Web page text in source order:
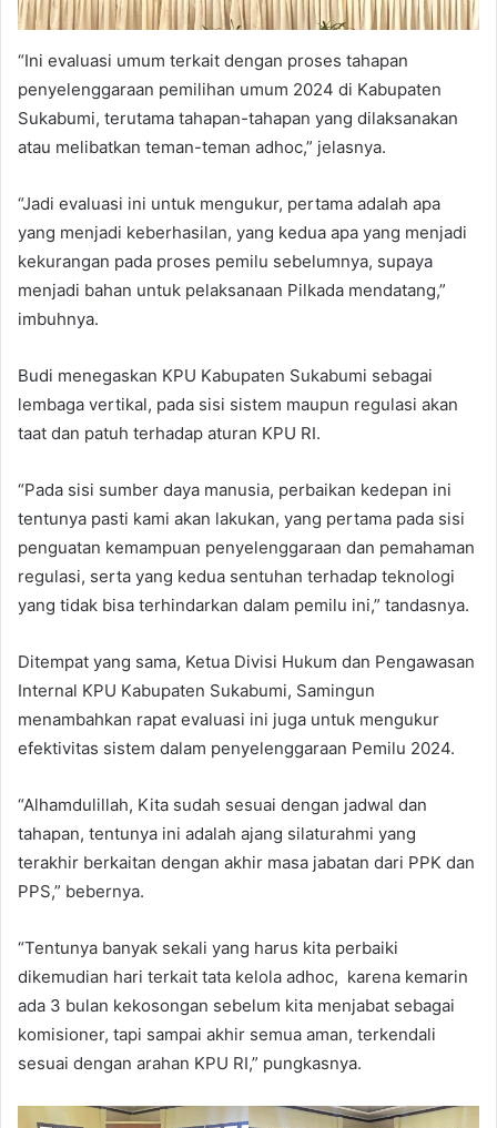
“Ini evaluasi umum terkait dengan proses tahapan
penyelenggaraan pemilihan umum 2024 di Kabupaten
Sukabumi, terutama tahapan-tahapan yang dilaksanakan
atau melibatkan teman-teman adhoc,” jelasnya.
“Jadi evaluasi ini untuk mengukur, pertama adalah apa
yang menjadi keberhasilan, yang kedua apa yang menjadi
kekurangan pada proses pemilu sebelumnya, supaya
menjadi bahan untuk pelaksanaan Pilkada mendatang,”
imbuhnya.
Budi menegaskan KPU Kabupaten Sukabumi sebagai
lembaga vertikal, pada sisi sistem maupun regulasi akan
taat dan patuh terhadap aturan KPU RI.
“Pada sisi sumber daya manusia, perbaikan kedepan ini
tentunya pasti kami akan lakukan, yang pertama pada sisi
penguatan kemampuan penyelenggaraan dan pemahaman
regulasi, serta yang kedua sentuhan terhadap teknologi
yang tidak bisa terhindarkan dalam pemilu ini,” tandasnya.
Ditempat yang sama, Ketua Divisi Hukum dan Pengawasan
Internal KPU Kabupaten Sukabumi, Samingun
menambahkan rapat evaluasi ini juga untuk mengukur
efektivitas sistem dalam penyelenggaraan Pemilu 2024.
“Alhamdulillah, Kita sudah sesuai dengan jadwal dan
tahapan, tentunya ini adalah ajang silaturahmi yang
terakhir berkaitan dengan akhir masa jabatan dari PPK dan
PPS,” bebernya.
“Tentunya banyak sekali yang harus kita perbaiki
dikemudian hari terkait tata kelola adhoc, karena kemarin
ada 3 bulan kekosongan sebelum kita menjabat sebagai
komisioner, tapi sampai akhir semua aman, terkendali
sesuai dengan arahan KPU RI,” pungkasnya.